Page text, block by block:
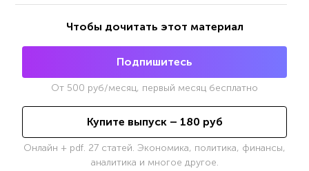
Чтобы дочитать этот материал
Подпишитесь
От 500 руб/месяц, первый месяц бесплатно
Купите выпуск – 180 руб
Онлайн + pdf. 27 статей. Экономика, политика, финансы,
аналитика и многое другое.